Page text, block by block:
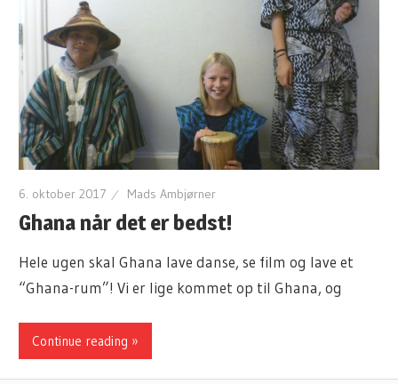
6. oktober 2017 Mads Ambjørner
Ghana når det er bedst!
Hele ugen skal Ghana lave danse, se film og lave et
“Ghana-rum”! Vi er lige kommet op til Ghana, og
Continue reading »